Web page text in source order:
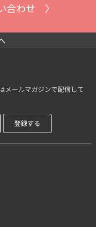
合わせ 〉
メールマガジンで配信して